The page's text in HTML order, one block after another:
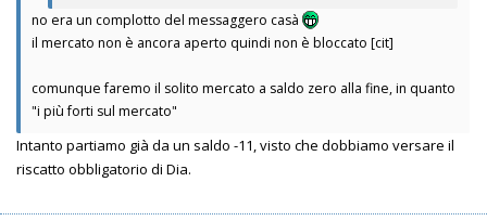
no era un complotto del messaggero casà
il mercato non è ancora aperto quindi non è bloccato [cit]
comunque faremo il solito mercato a saldo zero alla fine, in quanto
"i più forti sul mercato"
Intanto partiamo già da un saldo -11, visto che dobbiamo versare il
riscatto obbligatorio di Dia.